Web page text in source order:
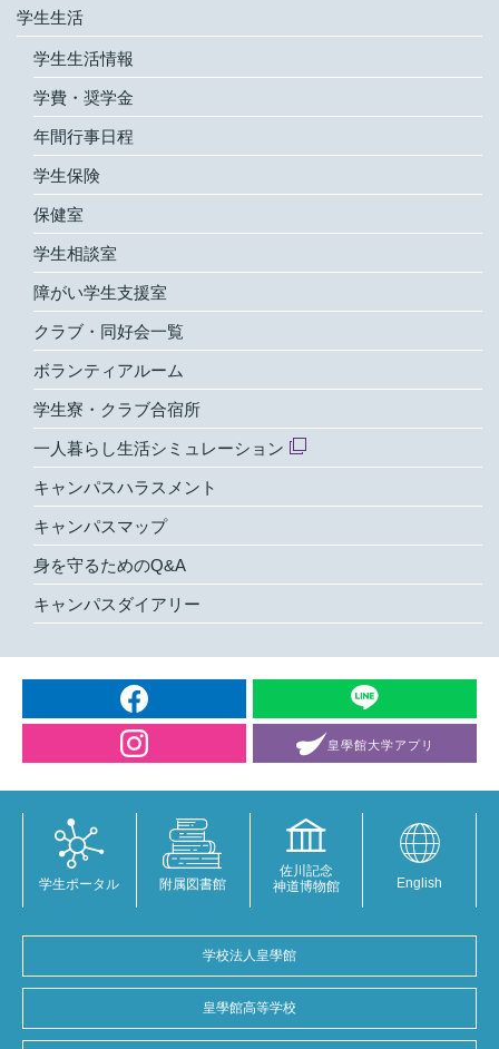
学生生活
学生生活情報
学費・奨学金
年間行事日程
学生保険
保健室
学生相談室
障がい学生支援室
クラブ・同好会一覧
ボランティアルーム
学生寮・クラブ合宿所
一人暮らし生活シミュレーション
キャンパスハラスメント
キャンパスマップ
身を守るためのQ&A
キャンパスダイアリー
学校法人皇學館
皇學館高等学校
学生ポータル 附属図書館
佐川記念
神道博物館
English
皇學館大学アプリ